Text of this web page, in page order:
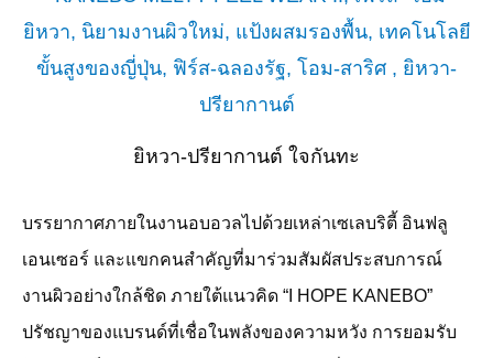
ยิหวา-ปรียากานต์ ใจกันทะ
บรรยากาศภายในงานอบอวลไปด้วยเหล่าเซเลบริตี้ อินฟลู
เอนเซอร์ และแขกคนสำคัญที่มาร่วมสัมผัสประสบการณ์
งานผิวอย่างใกล้ชิด ภายใต้แนวคิด “ I HOPE KANEBO”
ปรัชญาของแบรนด์ที่เชื่อในพลังของความหวัง การยอมรับ